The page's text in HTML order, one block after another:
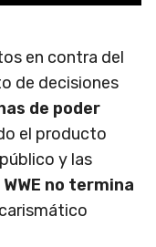
en contra del
de decisiones
de poder
el producto
y las
WWE no termina